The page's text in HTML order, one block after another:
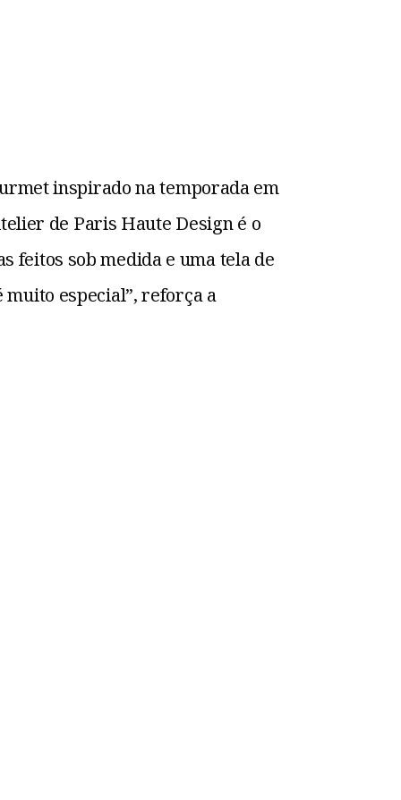
inspirado na temporada em
de Paris Haute Design é o
feitos sob medida e uma tela de
muito especial”, reforça a